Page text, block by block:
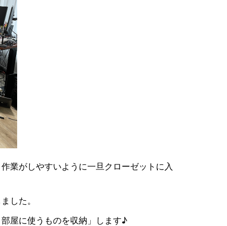
業がしやすいように一旦クローゼットに入
した。
屋に使うものを収納」します♪